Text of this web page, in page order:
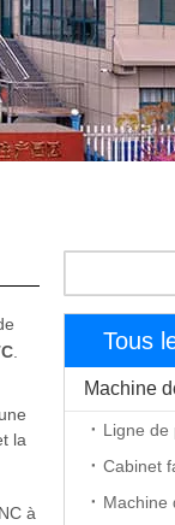
la
à
Tous
Ligne de
Cabinet
Machine